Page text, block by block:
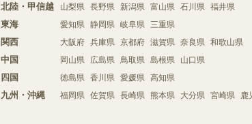
北陸・甲信越 山梨県 長野県 新潟県 富山県 石川県 福井県
東海 愛知県 静岡県 岐阜県 三重県
関西 大阪府 兵庫県 京都府 滋賀県 奈良県 和歌山県
中国 岡山県 広島県 鳥取県 島根県 山口県
四国 徳島県 香川県 愛媛県 高知県
九州・沖縄 福岡県 佐賀県 長崎県 熊本県 大分県 宮崎県 鹿